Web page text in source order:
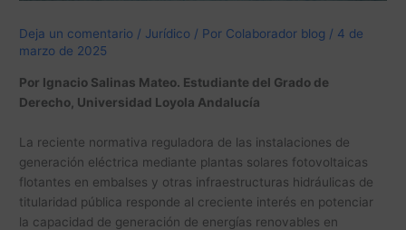
Deja un comentario / Jurídico / Por Colaborador blog / 4 de
marzo de 2025
Por Ignacio Salinas Mateo. Estudiante del Grado de
Derecho, Universidad Loyola Andalucía
La reciente normativa reguladora de las instalaciones de
generación eléctrica mediante plantas solares fotovoltaicas
flotantes en embalses y otras infraestructuras hidráulicas de
titularidad pública responde al creciente interés en potenciar
la capacidad de generación de energías renovables en